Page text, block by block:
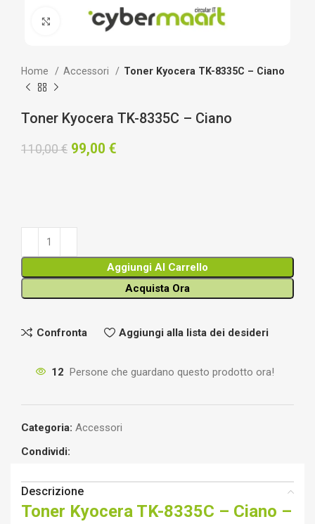
Clicca per ingrandire
Home Accessori Toner Kyocera TK-8335C – Ciano
Toner Kyocera TK-8335C – Ciano
110,00€ 99,00 €
Aggiungi Al Carrello
Acquista Ora
Confronta Aggiungi alla lista dei desideri
12 Persone che guardano questo prodotto ora!
Categoria: Accessori
Condividi:
Descrizione
Toner Kyocera TK-8335C – Ciano –